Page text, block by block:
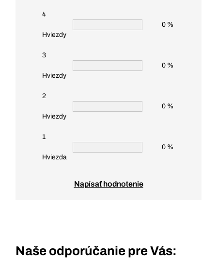
4
Hviezdy
0 %
3
Hviezdy
0 %
2
Hviezdy
0 %
1
Hviezda
0 %
Napísať hodnotenie
Naše odporúčanie pre Vás: